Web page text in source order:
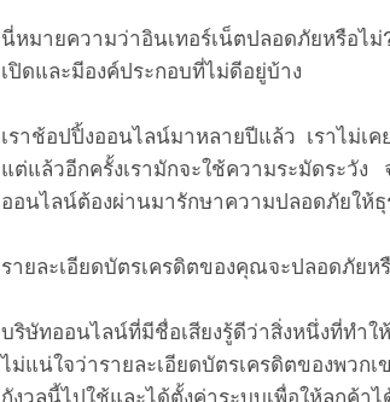
นี่หมายความว่าอินเทอร์เน็ตปลอดภัยหรือไ
เปิดและมีองค์ประกอบที่ไม่ดีอยู่บ้าง
เราช้อปปิ้งออนไลน์มาหลายปีแล้ว เราไม่เ
แต่แล้วอีกครั้งเรามักจะใช้ความระมัดระ
ออนไลน์ต้องผ่านมารักษาความปลอดภัยให้ธุ
รายละเอียดบัตรเครดิตของคุณจะปลอดภัยห
บริษัทออนไลน์ที่มีชื่อเสียงรู้ดีว่าสิ่งหนึ่งที่ทำ
ไม่แน่ใจว่ารายละเอียดบัตรเครดิตของพว